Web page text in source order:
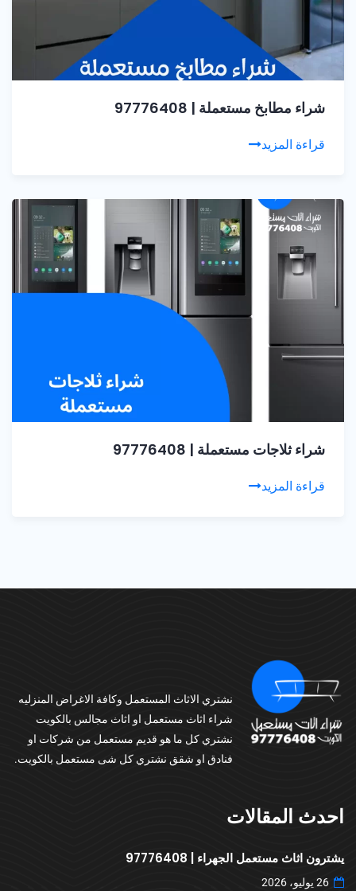
شراء مطابخ مستعملة | 97776408
قراءة المزيد
شراء ثلاجات مستعملة | 97776408
قراءة المزيد
نشتري الاثاث المستعمل وكافة الاغراض المنزليه
شراء اثاث مستعمل او اثاث مجالس بالكويت
نشتري كل ما هو قديم مستعمل من شركات او
فنادق او شقق نشتري كل شى مستعمل بالكويت.
احدث المقالات
يشترون اثاث مستعمل الجهراء | 97776408
26 يوليو، 2026